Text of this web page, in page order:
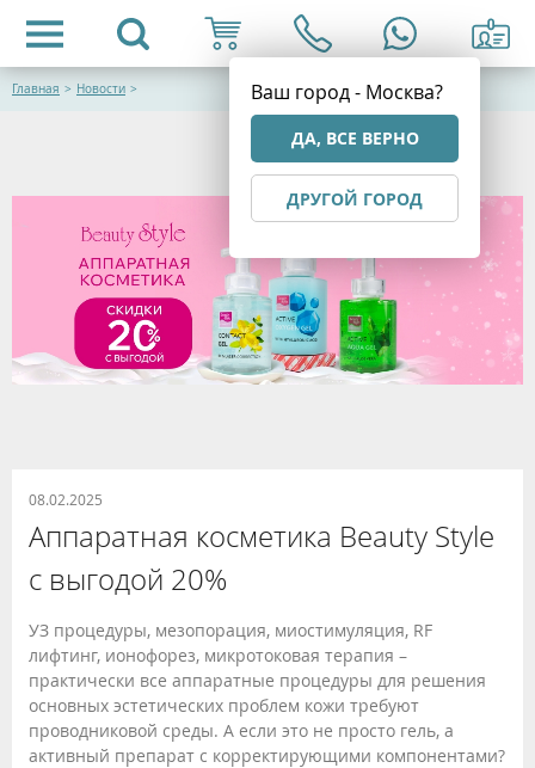
Ваш город - Москва?
ДА, ВСЕ ВЕРНО
ДРУГОЙ ГОРОД
Главная > Новости >
08.02.2025
Аппаратная косметика Beauty Style
с выгодой 20%
УЗ процедуры, мезопорация, миостимуляция, RF
лифтинг, ионофорез, микротоковая терапия –
практически все аппаратные процедуры для решения
основных эстетических проблем кожи требуют
проводниковой среды. А если это не просто гель, а
активный препарат с корректирующими компонентами?